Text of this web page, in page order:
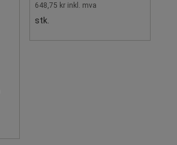
648,75 kr inkl. mva
stk.